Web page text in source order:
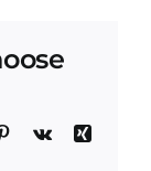
Pinterest
Vk
Xing